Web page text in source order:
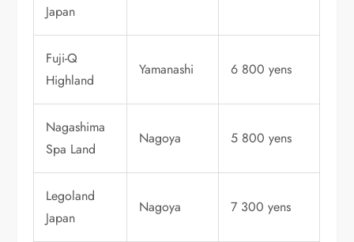
Japan
Fuji-Q
Highland
Yamanashi 6 800 yens
Nagashima
Spa Land
Nagoya 5 800 yens
Legoland
Japan
Nagoya 7 300 yens